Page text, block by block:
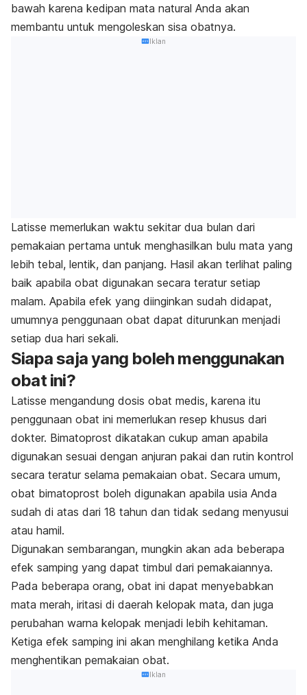
bawah karena kedipan mata natural Anda akan
membantu untuk mengoleskan sisa obatnya.
Iklan
Latisse memerlukan waktu sekitar dua bulan dari
pemakaian pertama untuk menghasilkan bulu mata yang
lebih tebal, lentik, dan panjang. Hasil akan terlihat paling
baik apabila obat digunakan secara teratur setiap
malam. Apabila efek yang diinginkan sudah didapat,
umumnya penggunaan obat dapat diturunkan menjadi
setiap dua hari sekali.
Siapa saja yang boleh menggunakan
obat ini?
Latisse mengandung dosis obat medis, karena itu
penggunaan obat ini memerlukan resep khusus dari
dokter. Bimatoprost dikatakan cukup aman apabila
digunakan sesuai dengan anjuran pakai dan rutin kontrol
secara teratur selama pemakaian obat. Secara umum,
obat bimatoprost boleh digunakan apabila usia Anda
sudah di atas dari 18 tahun dan tidak sedang menyusui
atau hamil.
Digunakan sembarangan, mungkin akan ada beberapa
efek samping yang dapat timbul dari pemakaiannya.
Pada beberapa orang, obat ini dapat menyebabkan
mata merah, iritasi di daerah kelopak mata, dan juga
perubahan warna kelopak menjadi lebih kehitaman.
Ketiga efek samping ini akan menghilang ketika Anda
menghentikan pemakaian obat.
Iklan